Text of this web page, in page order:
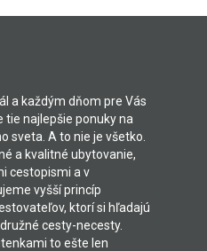
a každým dňom pre Vás
najlepšie ponuky na
sveta. A to nie je všetko.
a kvalitné ubytovanie,
cestopismi a v
vyšší princíp
ktorí si hľadajú
cesty-necesty.
to ešte len